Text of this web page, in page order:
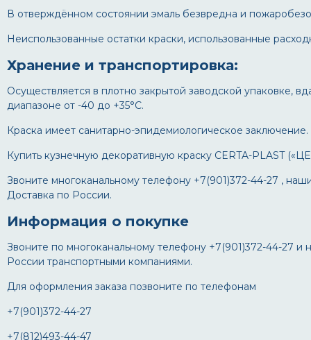
В отверждённом состоянии эмаль безвредна и
Неиспользованные остатки краски, использованные
Хранение и транспортировка:
Осуществляется в плотно закрытой заводской упаковке,
диапазоне от -40 до +35°С.
Краска имеет санитарно-эпидемиологическое заключение.
Купить кузнечную декоративную краску CERTA-PLAST
Звоните многоканальному телефону +7(901)372-44-27 ,
Доставка по России.
Информация о покупке
Звоните по многоканальному телефону +7(901)372-44-27
России транспортными компаниями.
Для оформления заказа позвоните по телефонам
+7(901)372-44-27
+7(812)493-44-47